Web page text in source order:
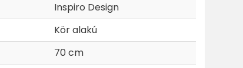
Inspiro Design
Kör alakú
70 cm